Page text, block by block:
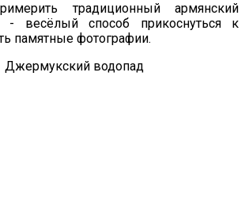
традиционный армянский
- весёлый способ прикоснуться к
памятные фотографии.